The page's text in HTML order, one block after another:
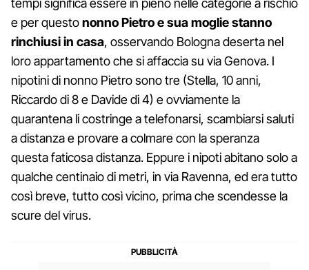
tempi significa essere in pieno nelle categorie a rischio
e per questononno Pietro e sua moglie stanno
rinchiusi in casa, osservando Bologna deserta nel
loro appartamento che si affaccia su via Genova. I
nipotini di nonno Pietro sono tre (Stella, 10 anni,
Riccardo di 8 e Davide di 4) e ovviamente la
quarantena li costringe a telefonarsi, scambiarsi saluti
a distanza e provare a colmare con la speranza
questa faticosa distanza. Eppure i nipoti abitano solo a
qualche centinaio di metri, in via Ravenna, ed era tutto
così breve, tutto così vicino, prima che scendesse la
scure del virus.